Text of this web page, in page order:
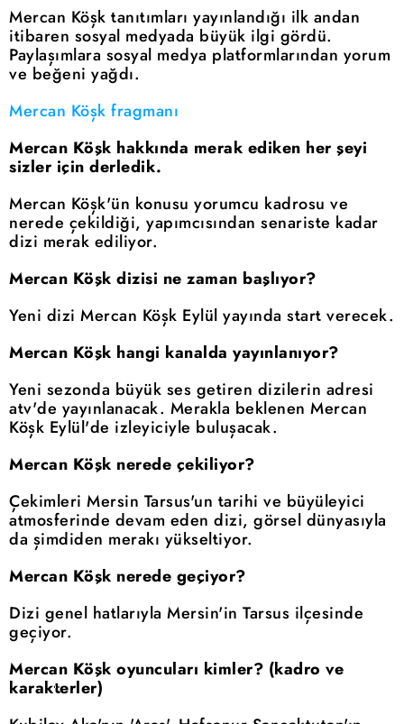
Mercan Köşk tanıtımları yayınlandığı ilk andan
itibaren sosyal medyada büyük ilgi gördü.
Paylaşımlara sosyal medya platformlarından yorum
ve beğeni yağdı.
Mercan Köşk fragmanı
Mercan Köşk hakkında merak ediken her şeyi
sizler için derledik.
Mercan Köşk'ün konusu yorumcu kadrosu ve
nerede çekildiği, yapımcısından senariste kadar
dizi merak ediliyor.
Mercan Köşk dizisi ne zaman başlıyor?
Yeni dizi Mercan Köşk Eylül yayında start verecek.
Mercan Köşk hangi kanalda yayınlanıyor?
Yeni sezonda büyük ses getiren dizilerin adresi
atv'de yayınlanacak. Merakla beklenen Mercan
Köşk Eylül'de izleyiciyle buluşacak.
Mercan Köşk nerede çekiliyor?
Çekimleri Mersin Tarsus'un tarihi ve büyüleyici
atmosferinde devam eden dizi, görsel dünyasıyla
da şimdiden merakı yükseltiyor.
Mercan Köşk nerede geçiyor?
Dizi genel hatlarıyla Mersin'in Tarsus ilçesinde
geçiyor.
Mercan Köşk oyuncuları kimler? (kadro ve
karakterler)